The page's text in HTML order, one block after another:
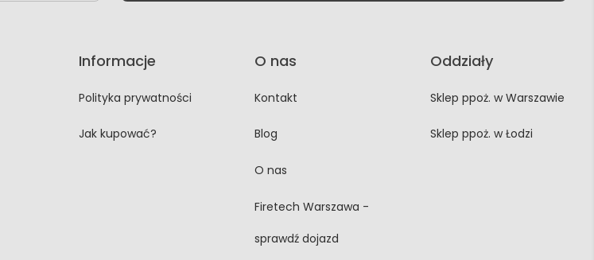
Informacje
Polityka prywatności
Jak kupować?
O nas
Kontakt
Blog
O nas
Firetech Warszawa -
sprawdź dojazd
Oddziały
Sklep ppoż. w Warszawie
Sklep ppoż. w Łodzi